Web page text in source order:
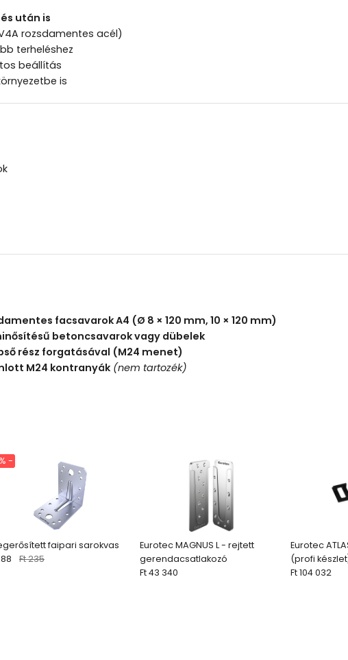
után is
rozsdamentes acél)
terheléshez
beállítás
is
facsavarok A4 (Ø 8 × 120 mm, 10 × 120 mm)
betoncsavarokvagy dübelek
rész forgatásával (M24 menet)
M24 kontranyák (nem tartozék)
faipari sarokvas
-
Ft 235
Eurotec MAGNUS L - rejtett
gerendacsatlakozó
Ft 43 340
Eurotec
(profi
Ft 104 032